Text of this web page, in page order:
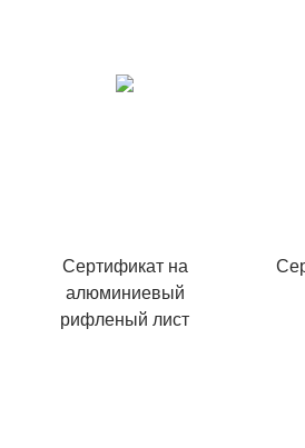
Сертификат на
алюминиевый
рифленый лист